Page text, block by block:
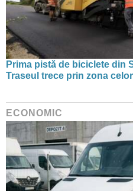
Prima pistă de biciclete din
Traseul trece prin zona
ECONOMIC